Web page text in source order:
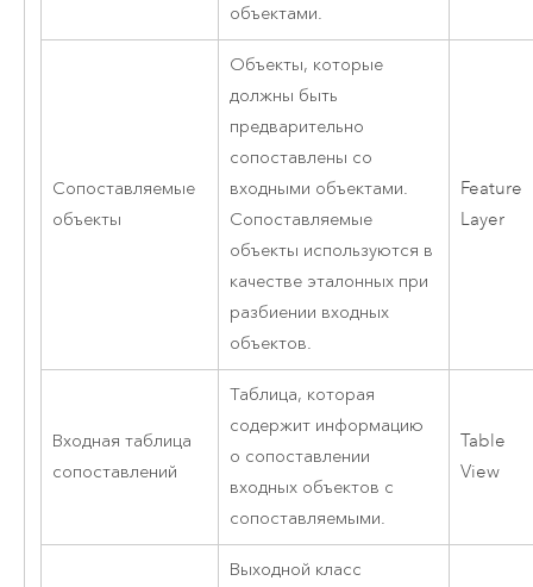
объектами.
Сопоставляемые
объекты
Объекты, которые
должны быть
предварительно
сопоставлены со
входными объектами.
Сопоставляемые
объекты используются в
качестве эталонных при
разбиении входных
объектов.
Feature
Layer
Входная таблица
сопоставлений
Таблица, которая
содержит информацию
о сопоставлении
входных объектов с
сопоставляемыми.
Table
View
Выходной класс